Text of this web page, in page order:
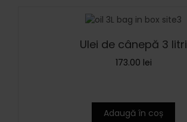
Ulei de cânepă 3 litri
173.00 lei
Adaugă în coș